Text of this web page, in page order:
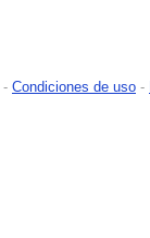
- Condiciones de uso -